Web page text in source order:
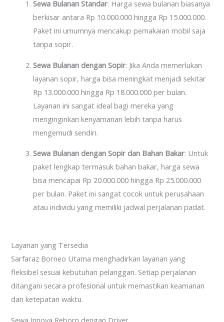
Sewa Bulanan Standar: Harga sewa bulanan biasanya
berkisar antara Rp 10.000.000 hingga Rp 15.000.000.
Paket ini umumnya mencakup pemakaian mobil saja
tanpa sopir.
Sewa Bulanan dengan Sopir: Jika Anda memerlukan
layanan sopir, harga bisa meningkat menjadi sekitar
Rp 13.000.000 hingga Rp 18.000.000 per bulan.
Layanan ini sangat ideal bagi mereka yang
menginginkan kenyamanan lebih tanpa harus
mengemudi sendiri.
Sewa Bulanan dengan Sopir dan Bahan Bakar: Untuk
paket lengkap termasuk bahan bakar, harga sewa
bisa mencapai Rp 20.000.000 hingga Rp 25.000.000
per bulan. Paket ini sangat cocok untuk perusahaan
atau individu yang memiliki jadwal perjalanan padat.
Layanan yang Tersedia
Sarfaraz Borneo Utama menghadirkan layanan yang
fleksibel sesuai kebutuhan pelanggan. Setiap perjalanan
ditangani secara profesional untuk memastikan keamanan
dan ketepatan waktu.
Sewa Innova Reborn dengan Driver